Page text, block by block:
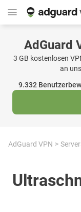
AdGuard
3 GB kostenlosen
an
9.332
AdGuard VPN